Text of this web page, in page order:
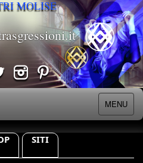
MOLISE
MENU
SITI